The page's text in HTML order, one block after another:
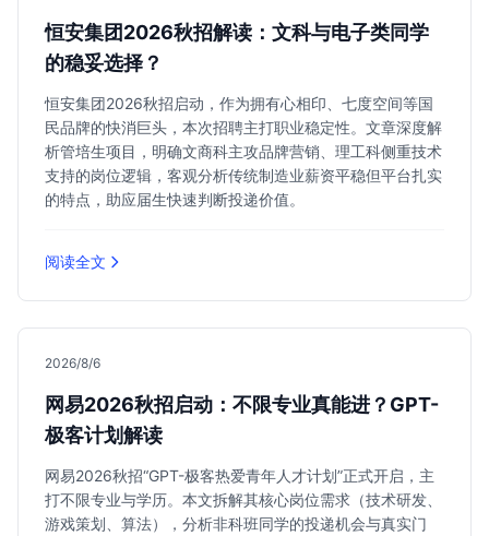
恒安集团2026秋招解读：文科与电子类同学
的稳妥选择？
恒安集团2026秋招启动，作为拥有心相印、七度空间等国
民品牌的快消巨头，本次招聘主打职业稳定性。文章深度解
析管培生项目，明确文商科主攻品牌营销、理工科侧重技术
支持的岗位逻辑，客观分析传统制造业薪资平稳但平台扎实
的特点，助应届生快速判断投递价值。
阅读全文
2026/8/6
网易2026秋招启动：不限专业真能进？GPT-
极客计划解读
网易2026秋招“GPT-极客热爱青年人才计划”正式开启，主
打不限专业与学历。本文拆解其核心岗位需求（技术研发、
游戏策划、算法），分析非科班同学的投递机会与真实门